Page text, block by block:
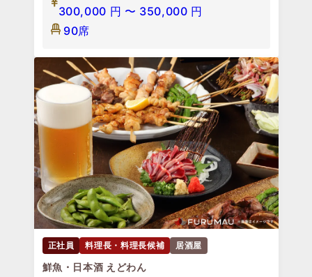
300,000 円 〜 350,000 円
90席
正社員 料理長・料理長候補 居酒屋
鮮魚・日本酒 えどわん